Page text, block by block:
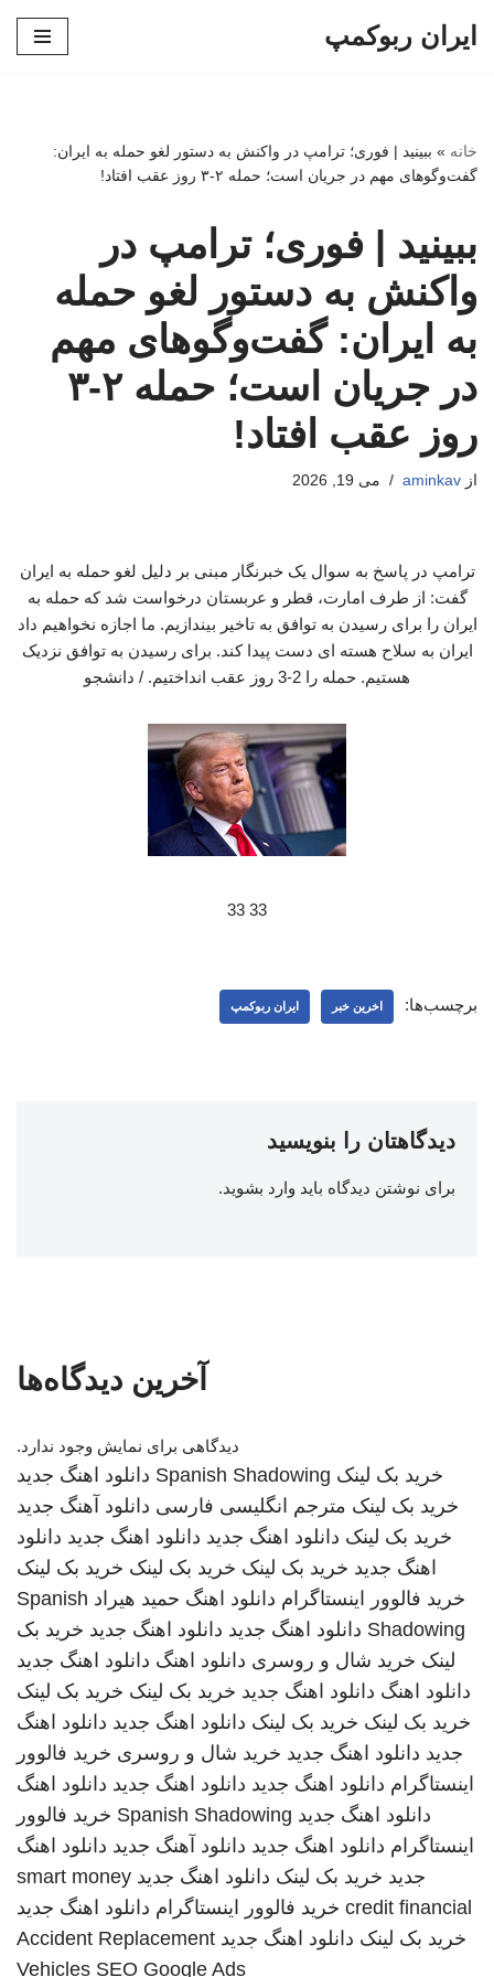
ایران ربوکمپ
خانه » ببینید | فوری؛ ترامپ در واکنش به دستور لغو حمله به ایران:
گفت‌وگوهای مهم در جریان است؛ حمله ۲-۳ روز عقب افتاد!
ببینید | فوری؛ ترامپ در
واکنش به دستور لغو حمله
به ایران: گفت‌وگوهای مهم
در جریان است؛ حمله ۲-۳
روز عقب افتاد!
از aminkav می 19, 2026
ترامپ در پاسخ به سوال یک خبرنگار مبنی بر دلیل لغو حمله به ایران
گفت: از طرف امارت، قطر و عربستان درخواست شد که حمله به
ایران را برای رسیدن به توافق به تاخیر بیندازیم. ما اجازه نخواهیم داد
ایران به سلاح هسته ای دست پیدا کند. برای رسیدن به توافق نزدیک
هستیم. حمله را 2-3 روز عقب انداختیم. / دانشجو
33 33
برچسب‌ها: اخرین خبر ایران ربوکمپ
دیدگاهتان را بنویسید
برای نوشتن دیدگاه باید وارد بشوید.
آخرین دیدگاه‌ها
دیدگاهی برای نمایش وجود ندارد.
خرید بک لینک Spanish Shadowing دانلود اهنگ جدید
خرید بک لینک مترجم انگلیسی فارسی دانلود آهنگ جدید
خرید بک لینک دانلود اهنگ جدید دانلود اهنگ جدید دانلود
اهنگ جدید خرید بک لینک خرید بک لینک خرید بک لینک
خرید فالوور اینستاگرام دانلود اهنگ حمید هیراد Spanish
Shadowing دانلود اهنگ جدید دانلود اهنگ جدید خرید بک
لینک خرید شال و روسری دانلود اهنگ دانلود اهنگ جدید
دانلود اهنگ دانلود اهنگ جدید خرید بک لینک خرید بک لینک
خرید بک لینک خرید بک لینک دانلود اهنگ جدید دانلود اهنگ
جدید دانلود اهنگ جدید خرید شال و روسری خرید فالوور
اینستاگرام دانلود اهنگ جدید دانلود اهنگ جدید دانلود اهنگ
دانلود اهنگ جدید Spanish Shadowing خرید فالوور
اینستاگرام دانلود اهنگ جدید دانلود آهنگ جدید دانلود اهنگ
جدید خرید بک لینک دانلود اهنگ جدید smart money
credit financial خرید فالوور اینستاگرام دانلود اهنگ جدید
خرید بک لینک دانلود اهنگ جدید Accident Replacement
Vehicles SEO Google Ads